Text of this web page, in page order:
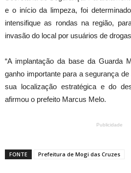
e o início da limpeza, foi
intensifique as rondas na região,
invasão do local por usuários de drogas
“A implantação da base da Guarda
ganho importante para a segurança
sua localização estratégica e do
afirmou o prefeito Marcus Melo.
Publicidade
FONTE Prefeitura de Mogi das Cruzes